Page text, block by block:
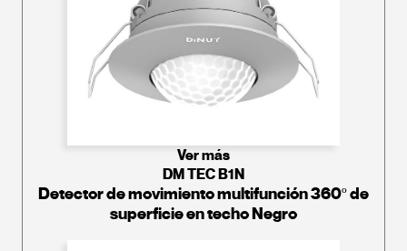
Ver más
DM TEC B1N
Detector de movimiento multifunción 360º de
superficie en techo Negro